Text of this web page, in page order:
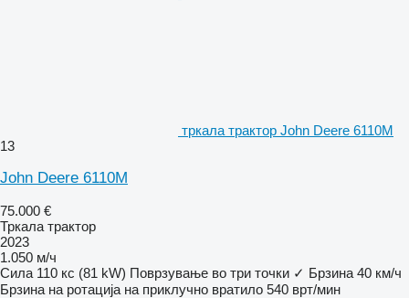
тркала трактор John Deere 6110M
13
John Deere 6110M
75.000 €
Тркала трактор
2023
1.050 м/ч
Сила 110 кс (81 kW) Поврзување во три точки ✓ Брзина 40 км/ч
Брзина на ротација на приклучно вратило 540 врт/мин